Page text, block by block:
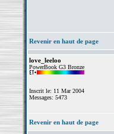
Revenir en haut de page
love_leeloo
PowerBook G3 Bronze
Inscrit le: 11 Mar 2004
Messages: 5473
Revenir en haut de page